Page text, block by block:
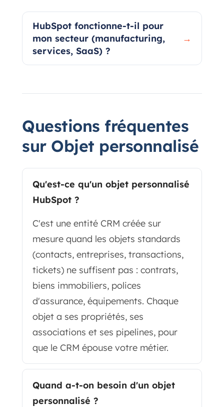
HubSpot fonctionne-t-il pour
mon secteur (manufacturing,
services, SaaS) ?
→
Questions fréquentes
sur Objet personnalisé
Qu'est-ce qu'un objet personnalisé
HubSpot ?
C'est une entité CRM créée sur
mesure quand les objets standards
(contacts, entreprises, transactions,
tickets) ne suffisent pas : contrats,
biens immobiliers, polices
d'assurance, équipements. Chaque
objet a ses propriétés, ses
associations et ses pipelines, pour
que le CRM épouse votre métier.
Quand a-t-on besoin d'un objet
personnalisé ?